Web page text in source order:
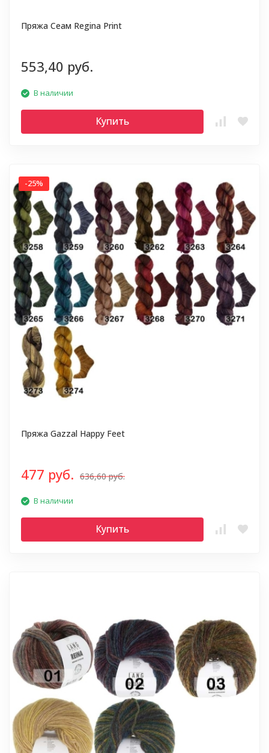
Пряжа Сеам Regina Print
553,40 руб.
В наличии
Купить
-25%
Пряжа Gazzal Happy Feet
477 руб. 636,60 руб.
В наличии
Купить